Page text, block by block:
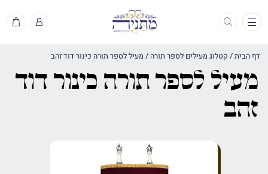
תפריט
דף הבית/ קטלוג מעילים לספר תורה / מעיל לספר תורה כינור דוד זהב
מעיל לספר תורה כינור דוד
זהב